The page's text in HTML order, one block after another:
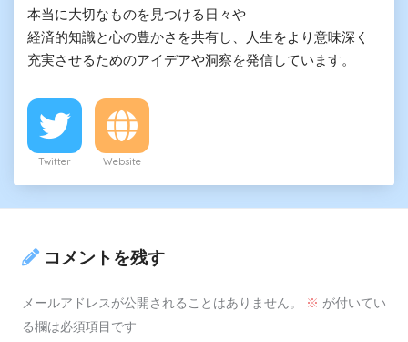
本当に大切なものを見つける日々や
経済的知識と心の豊かさを共有し、人生をより意味深く
充実させるためのアイデアや洞察を発信しています。
Twitter Website
コメントを残す
メールアドレスが公開されることはありません。 ※ が付いてい
る欄は必須項目です